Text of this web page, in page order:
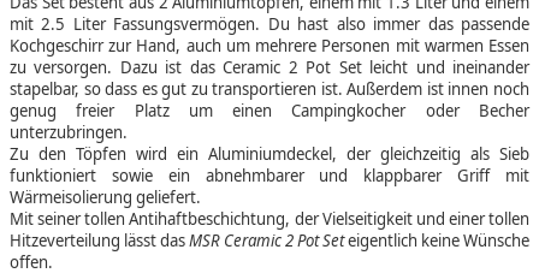
mit 2.5 Liter Fassungsvermögen. Du hast also immer das passende
Kochgeschirr zur Hand, auch um mehrere Personen mit warmen Essen
zu versorgen. Dazu ist das Ceramic 2 Pot Set leicht und ineinander
stapelbar, so dass es gut zu transportieren ist. Außerdem ist innen noch
genug freier Platz um einen Campingkocher oder Becher
unterzubringen.
Zu den Töpfen wird ein Aluminiumdeckel, der gleichzeitig als Sieb
funktioniert sowie ein abnehmbarer und klappbarer Griff mit
Wärmeisolierung geliefert.
Mit seiner tollen Antihaftbeschichtung, der Vielseitigkeit und einer tollen
Hitzeverteilung lässt dasMSR Ceramic 2 Pot Seteigentlich keine Wünsche
offen.